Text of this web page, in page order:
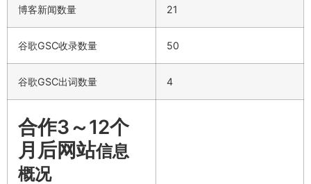
博客新闻数量 21
谷歌GSC收录数量 50
谷歌GSC出词数量 4
合作3～12个
月后网站信息
概况